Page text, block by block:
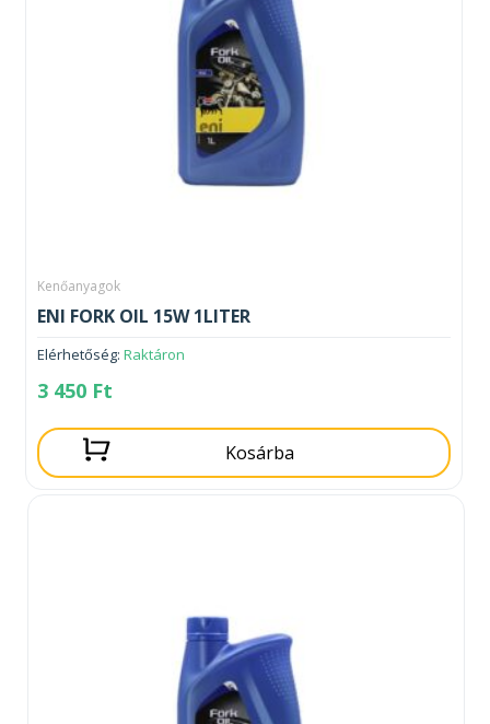
Kenőanyagok
ENI FORK OIL 15W 1LITER
Elérhetőség: Raktáron
3 450 Ft
Kosárba